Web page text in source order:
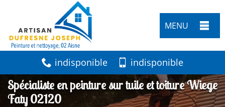
MENU
indisponible indisponible
Spécialiste en peinture sur tuile et toiture Wiege
Faty 02120